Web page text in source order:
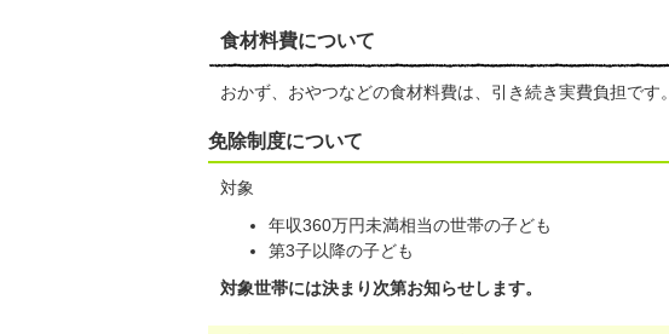
食材料費について
おかず、おやつなどの食材料費は、引き続き実費負担です。
免除制度について
対象
年収360万円未満相当の世帯の子ども
第3子以降の子ども
対象世帯には決まり次第お知らせします。